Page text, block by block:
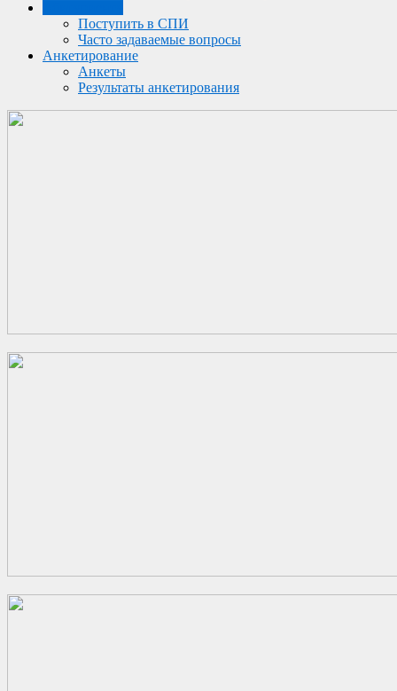
Поступить в СПИ
Часто задаваемые вопросы
Анкетирование
Анкеты
Результаты анкетирования